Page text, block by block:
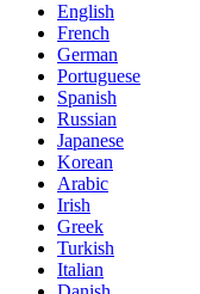
English
French
German
Portuguese
Spanish
Russian
Japanese
Korean
Arabic
Irish
Greek
Turkish
Italian